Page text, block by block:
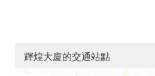
輝煌大廈的交通站點